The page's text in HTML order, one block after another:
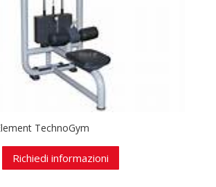
TechnoGym
Richiedi informazioni